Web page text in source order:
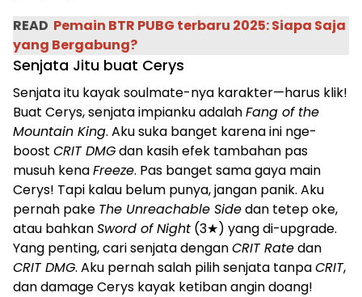
READ Pemain BTR PUBG terbaru 2025: Siapa Saja
yang Bergabung?
Senjata Jitu buat Cerys
Senjata itu kayak soulmate-nya karakter—harus klik!
Buat Cerys, senjata impianku adalahFang of the
Mountain King. Aku suka banget karena ini nge-
boost CRIT DMGdan kasih efek tambahan pas
musuh kenaFreeze. Pas banget sama gaya main
Cerys! Tapi kalau belum punya, jangan panik. Aku
pernah pake The Unreachable Sidedan tetep oke,
atau bahkanSword of Night (3★) yang di-upgrade.
Yang penting, cari senjata denganCRIT Ratedan
CRIT DMG. Aku pernah salah pilih senjata tanpaCRIT,
dan damage Cerys kayak ketiban angin doang!